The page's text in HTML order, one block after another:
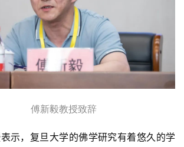
傅新毅教授致辞
示，复旦大学的佛学研究有着悠久的学